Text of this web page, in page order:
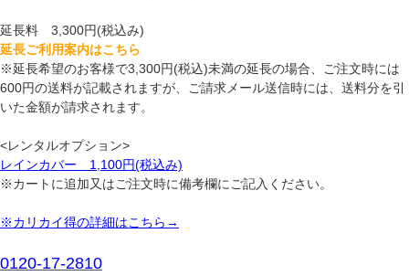
延長料 3,300円(税込み)
延長ご利用案内はこちら
※延長希望のお客様で3,300円(税込)未満の延長の場合、ご注文時には
600円の送料が記載されますが、ご請求メール送信時には、送料分を引
いた金額が請求されます。
<レンタルオプション>
レインカバー 1,100円(税込み)
※カートに追加又はご注文時に備考欄にご記入ください。
※カリカイ得の詳細はこちら→
0120-17-2810